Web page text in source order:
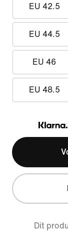
EU 42.5
EU 44.5
EU 46
EU 48.5
Dit